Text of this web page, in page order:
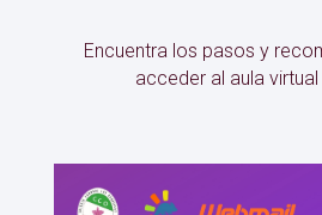
Encuentra los pasos y
acceder al aula